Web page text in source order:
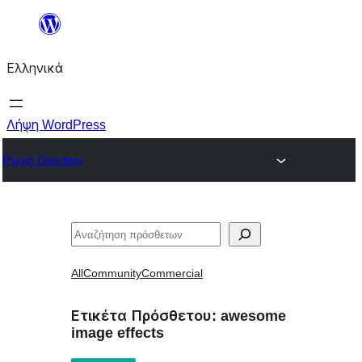
Μετάβαση
περιεχόμενο
Ελληνικά
Λήψη WordPress
Plugin Directory
Αναζήτηση
AllCommunityCommercial
Ετικέτα Πρόσθετου: awesome
image effects